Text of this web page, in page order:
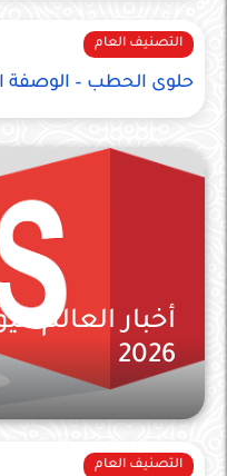
التصنيف العام
حلوى الحطب – الوصفة
التصنيف العام
2026
التصنيف العام